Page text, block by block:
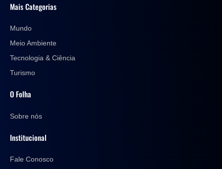
Mais Categorias
Mundo
Meio Ambiente
Tecnologia & Ciência
Turismo
O Folha
Sobre nós
Institucional
Fale Conosco